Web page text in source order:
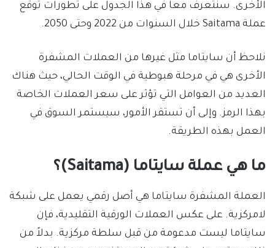
الأخرى. سنتعرف معاً في هذا الجدول على تطورات توقع
عملة Saitama خلال السنوات من 2022 وحتى 2050.
نلاحظ أن سايتاما مثل غيرها من العملات المشفرة
الأخرى هي في مرحلة هبوطية في الوقت الحالي، حيث هناك
العديد من العوامل التي تؤثر على سعر العملات الخاصة
بهذا الرمز. وإلى أن تستقر الأمور، سيستمر السوق في
العمل بهذه الطريقة.
ما هي عملة سايتاما (Saitama)؟
العملة المشفرة سايتاما هي أصل رقمي يعمل على شبكة
لامركزية. على عكس العملات الورقية التقليدية، فإن
سايتاما ليست مدعومة من قبل سلطة مركزية. بدلاً من